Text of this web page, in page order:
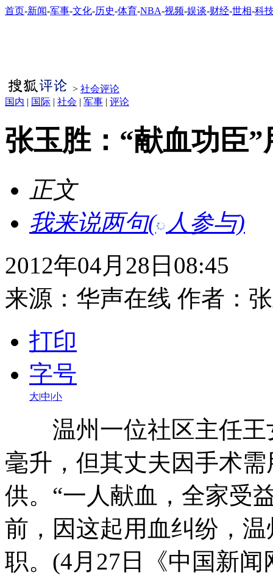
首页-新闻-军事-文化-历史-体育-NBA-视频-娱谈-财经-世相-科
> 社会评论
国内 | 国际 | 社会 | 军事 | 评论
张玉胜：“献血功臣
正文
我来说两句( 人参与)
2012年04月28日08:45
来源： 华声在线 作者：
打印
字号
大|中|小
温州一位社区主任王
毫升，但其丈夫因手术
供。“一人献血，全家受
前，因这起用血纠纷，
职。(4月27日《中国新闻